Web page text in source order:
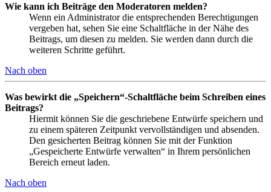
Wie kann ich Beiträge den Moderatoren melden?
Wenn ein Administrator die entsprechenden Berechtigungen
vergeben hat, sehen Sie eine Schaltfläche in der Nähe des
Beitrags, um diesen zu melden. Sie werden dann durch die
weiteren Schritte geführt.
Nach oben
Was bewirkt die „Speichern“-Schaltfläche beim Schreiben eines
Beitrags?
Hiermit können Sie die geschriebene Entwürfe speichern und
zu einem späteren Zeitpunkt vervollständigen und absenden.
Den gesicherten Beitrag können Sie mit der Funktion
„Gespeicherte Entwürfe verwalten“ in Ihrem persönlichen
Bereich erneut laden.
Nach oben